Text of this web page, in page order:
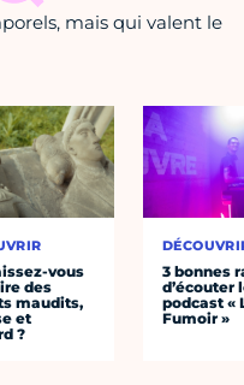
mais qui valent le
vous
des
maudits,
et
?
3 bonnes
d’écouter
podcast «
Fumoir »